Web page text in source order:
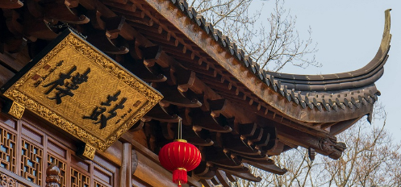
trong ngôi đền phải là một bức tượng Phật kỳ lạ bên cạnh
của Phật giáo: Núi Cửu Hoa ở An Huy, Núi Emei ở Tứ Xuyên,
vị La Hán là ngôi đền duy nhất ở vùng ven biển đông nam.
nguồn từ tập tục giải thoát động vật bị giam cầm của Phật
các dinh thự, hoa và cây xung quanh, và một cây cầu uốn
Cá bơi lội tự do và một số loài rùa quý hiếm được nuôi
từ thời nhà Minh và chúng đã hơn ba trăm tuổi.